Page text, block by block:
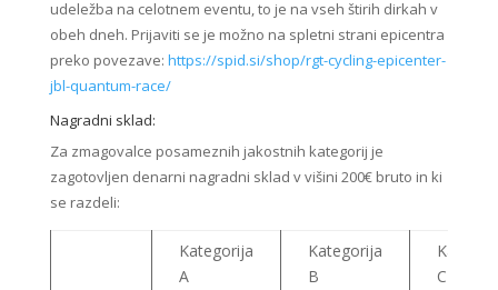
udeležba na celotnem eventu, to je na vseh štirih dirkah v
obeh dneh. Prijaviti se je možno na spletni strani epicentra
preko povezave: https://spid.si/shop/rgt-cycling-epicenter-
jbl-quantum-race/
Nagradni sklad:
Za zmagovalce posameznih jakostnih kategorij je
zagotovljen denarni nagradni sklad v višini 200€ bruto in ki
se razdeli:
Kategorija
A
Kategorija
B
C